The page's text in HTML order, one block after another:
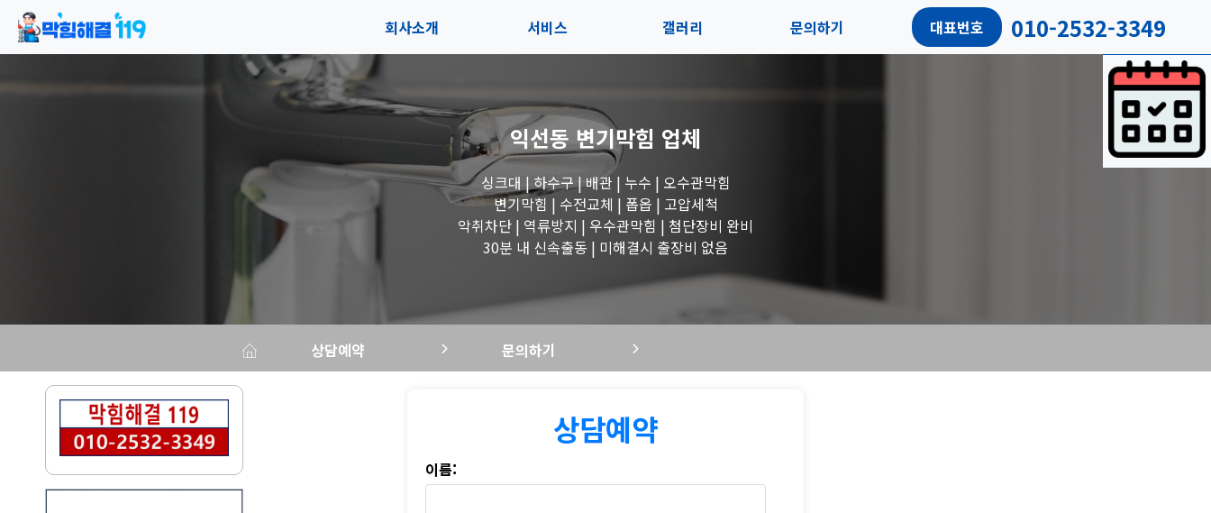
회사소개
오시는길
서비스
블로그
갤러리
수도꼭지 작업
세면대 작업
변기 작업
문의하기 대표번호 010-2532-3349
익선동 변기막힘 업체
싱크대 | 하수구 | 배관 | 누수 | 오수관막힘
변기막힘 | 수전교체 | 폽옵 | 고압세척
악취차단 | 역류방지 | 우수관막힘 | 첨단장비 완비
30분 내 신속출동 | 미해결시 출장비 없음
상담예약 문의하기
상담예약
이름: